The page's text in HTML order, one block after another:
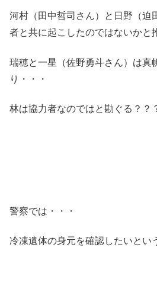
河村（田中哲司さん）と日野（迫
者と共に起こしたのではないかと
瑞穂と一星（佐野勇斗さん）は真
り・・・
林は協力者なのではと勘ぐる？？
警察では・・・
冷凍遺体の身元を確認したいとい